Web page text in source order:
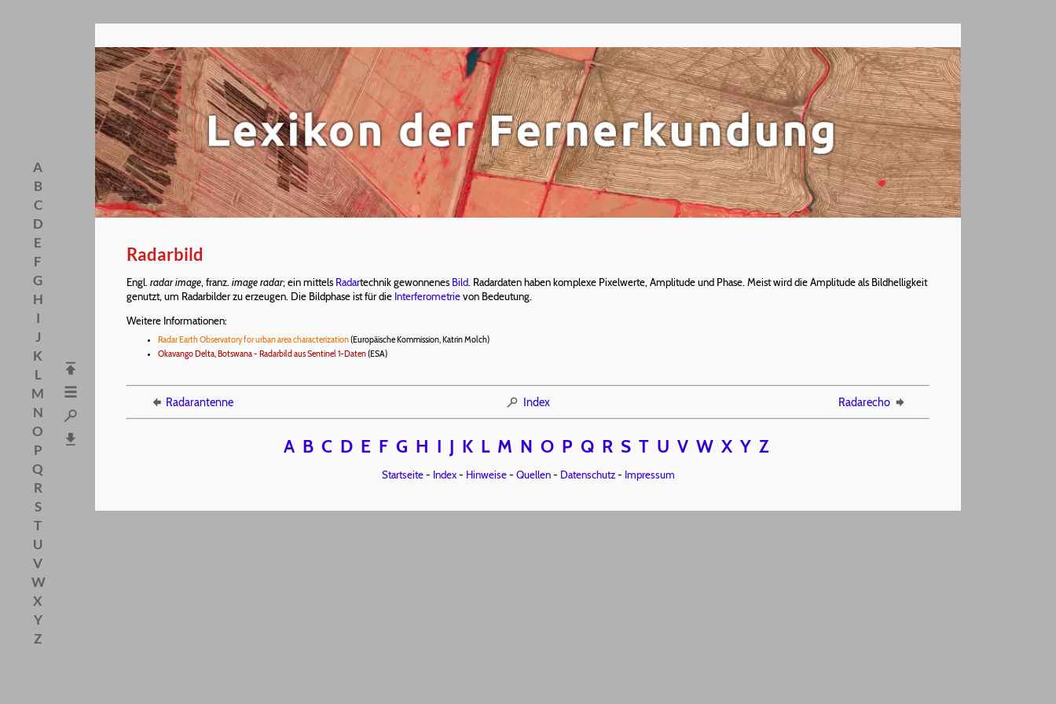
A
B
C
D
E
F
G
H
I
J
K
L
M
N
O
P
Q
R
S
T
U
V
W
X
Y
Z
Radarbild
Engl. radar image, franz. image radar; ein mittels Radartechnik gewonnenes Bild. Radardaten haben komplexe Pixelwerte, Amplitude und Phase. Meist wird die Amplitude als Bildhelligkeit
genutzt, um Radarbilder zu erzeugen. Die Bildphase ist für die Interferometrievon Bedeutung.
Weitere Informationen:
Radar Earth Observatory for urban area characterization(Europäische Kommission, Katrin Molch)
Okavango Delta, Botswana - Radarbild aus Sentinel 1-Daten(ESA)
Radarantenne Index Radarecho
A B C D E F G H I J K L M N O P Q R S T U V W X Y Z
Startseite- Index- Hinweise- Quellen- Datenschutz- Impressum